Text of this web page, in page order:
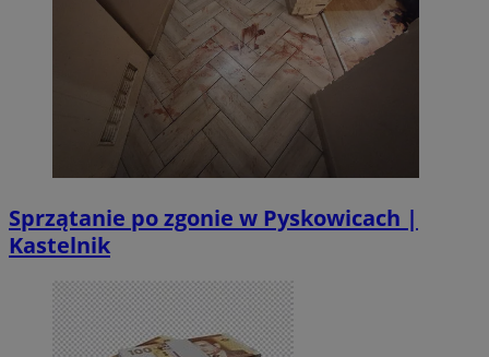
Sprzątanie po zgonie w Pyskowicach |
Kastelnik